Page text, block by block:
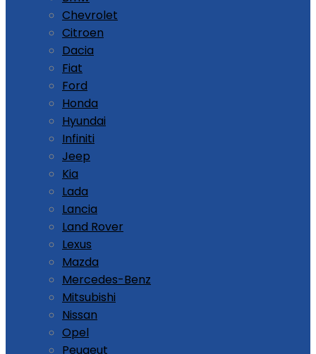
Chevrolet
Citroen
Dacia
Fiat
Ford
Honda
Hyundai
Infiniti
Jeep
Kia
Lada
Lancia
Land Rover
Lexus
Mazda
Mercedes-Benz
Mitsubishi
Nissan
Opel
Peugeut